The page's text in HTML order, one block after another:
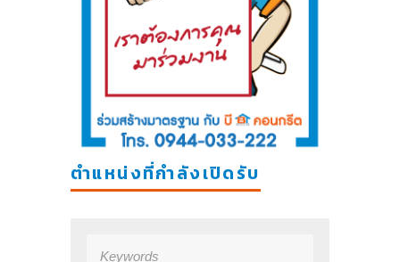
ตำแหน่งที่กำลังเปิดรับ